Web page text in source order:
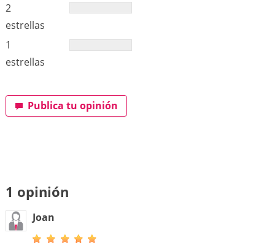
2
estrellas
1
estrellas
Publica tu opinión
1 opinión
Joan